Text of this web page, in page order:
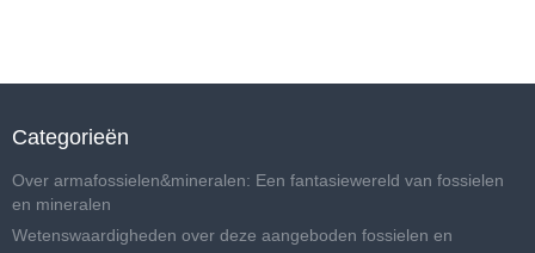
Categorieën
Over armafossielen&mineralen: Een fantasiewereld van fossielen
en mineralen
Wetenswaardigheden over deze aangeboden fossielen en